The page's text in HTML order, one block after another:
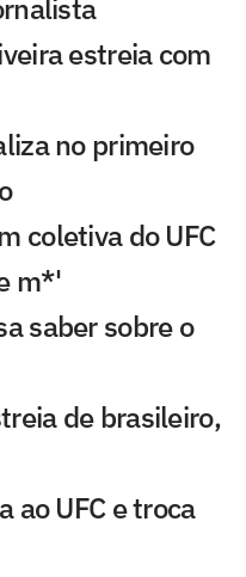
estreia com
no primeiro
coletiva do UFC
m*'
saber sobre o
de brasileiro,
ao UFC e troca